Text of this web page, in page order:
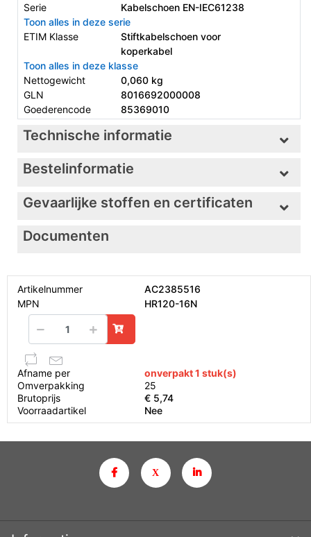
Serie
Kabelschoen EN-IEC61238
Toon alles in deze serie
ETIM Klasse
Stiftkabelschoen voor
koperkabel
Toon alles in deze klasse
Nettogewicht
0,060 kg
GLN
8016692000008
Goederencode
85369010
Technische informatie
Bestelinformatie
Gevaarlijke stoffen en certificaten
Documenten
Artikelnummer
AC2385516
MPN
HR120-16N
Afname per
onverpakt 1 stuk(s)
Omverpakking
25
Brutoprijs
€ 5,74
Voorraadartikel
Nee